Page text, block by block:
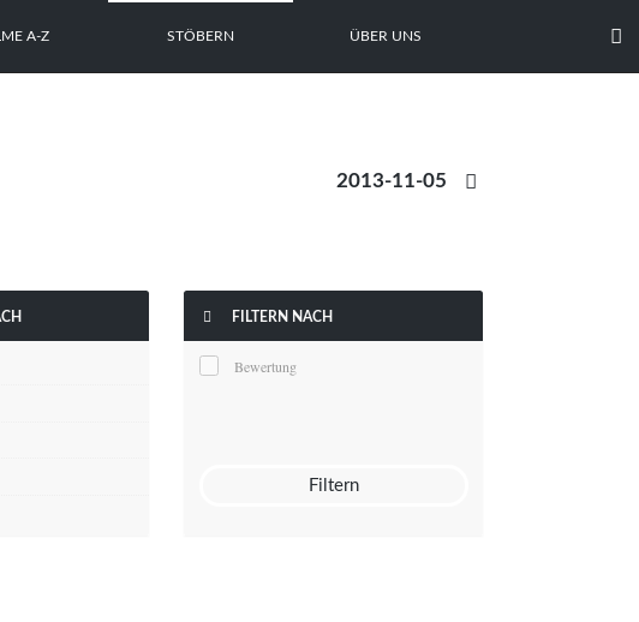
A-Z STÖBERN ÜBER UNS 

 FILTERN NACH
Bewertung
Filtern